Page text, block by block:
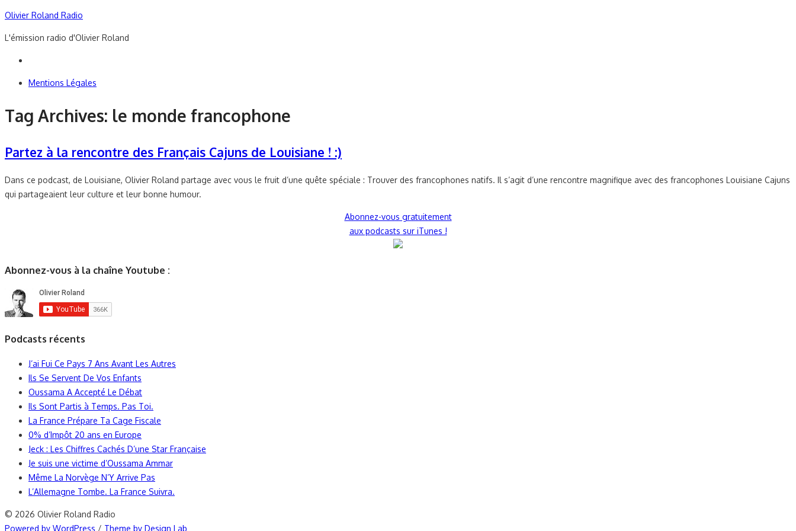
Skip
content
Olivier Roland Radio
L'émission radio d'Olivier Roland
Mentions Légales
Tag Archives: le monde francophone
Partez à la rencontre des Français Cajuns de Louisiane ! :)
Dans ce podcast, de Louisiane, Olivier Roland partage avec vous le fruit d’une quête spéciale : Trouver des francophones natifs. Il s’agit d’une rencontre magnifique avec des francophones Louisiane Cajuns
qui partageaient leur culture et leur bonne humour.
Abonnez-vous gratuitement
aux podcasts sur iTunes !
Abonnez-vous à la chaîne Youtube :
Podcasts récents
J’ai Fui Ce Pays 7 Ans Avant Les Autres
Ils Se Servent De Vos Enfants
Oussama A Accepté Le Débat
Ils Sont Partis à Temps. Pas Toi.
La France Prépare Ta Cage Fiscale
0% d’Impôt 20 ans en Europe
Jeck : Les Chiffres Cachés D’une Star Française
Je suis une victime d’Oussama Ammar
Même La Norvège N’Y Arrive Pas
L’Allemagne Tombe. La France Suivra.
© 2026 Olivier Roland Radio
Powered by WordPress / Theme by Design Lab